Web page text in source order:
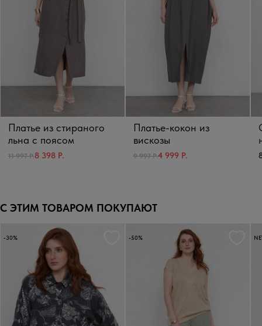
Платье из стираного
льна с поясом
11 997 Р.8 398 Р.
Платье-кокон из
вискозы
9 997 Р.4 999 Р.
С ЭТИМ ТОВАРОМ ПОКУПАЮТ
-30% -50%